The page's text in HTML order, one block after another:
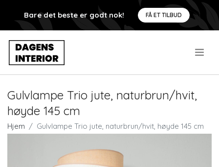
Bare det beste er godt nok! FÅ ET TILBUD
Gulvlampe Trio jute, naturbrun/hvit,
høyde 145 cm
Hjem Gulvlampe Trio jute, naturbrun/hvit, høyde 145 cm